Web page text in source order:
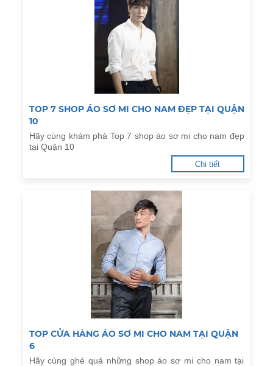
TOP 7 SHOP ÁO SƠ MI CHO NAM ĐẸP TẠI QUẬN
10
Hãy cùng khám phá Top 7 shop áo sơ mi cho nam đẹp
tại Quận 10
Chi tiết
TOP CỬA HÀNG ÁO SƠ MI CHO NAM TẠI QUẬN
6
Hãy cùng ghé quá những shop áo sơ mi cho nam tại